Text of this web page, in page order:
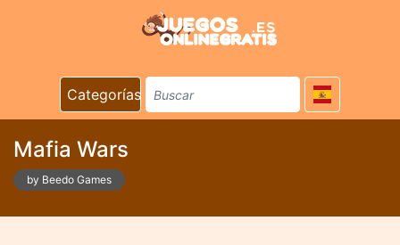
Categorías
Mafia Wars
by Beedo Games